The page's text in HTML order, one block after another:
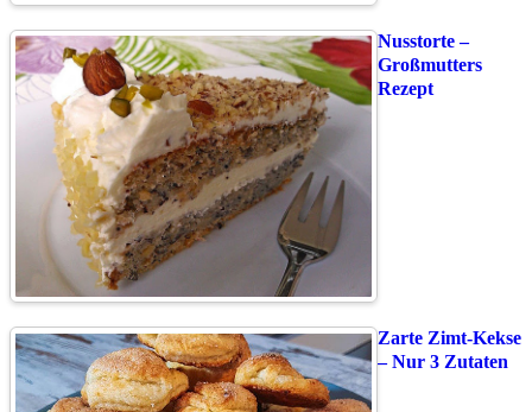
Nusstorte –
Großmutters
Rezept
Zarte Zimt-Kekse
– Nur 3 Zutaten